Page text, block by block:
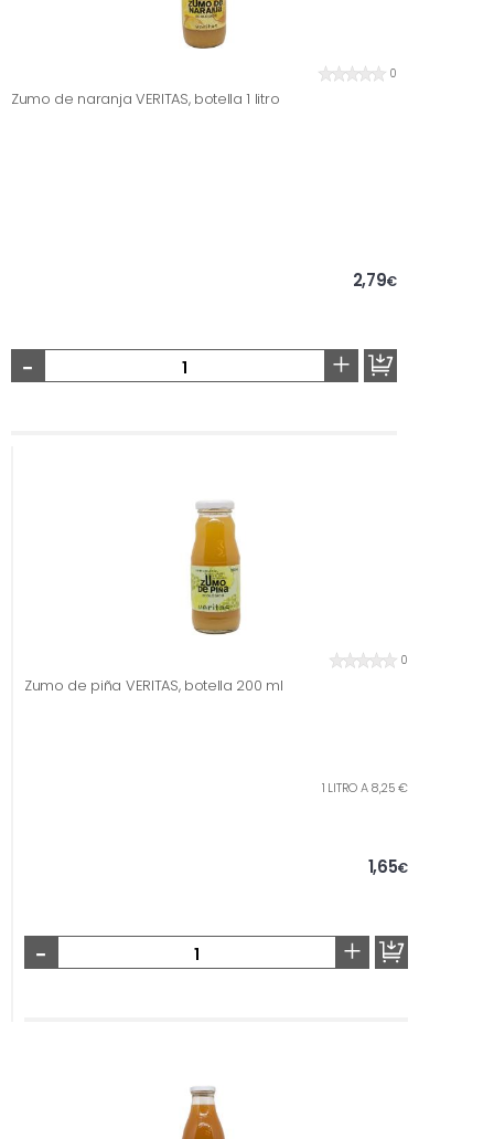
0
Zumo de naranja VERITAS, botella 1 litro
2,79€
- +
0
Zumo de piña VERITAS, botella 200 ml
1 LITRO A 8,25 €
1,65€
- +